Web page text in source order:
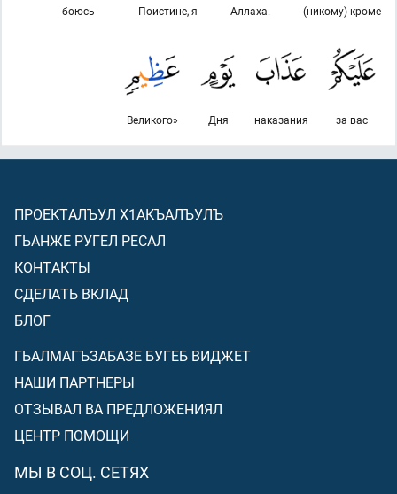
(никому) кроме
Аллаха.
Поистине, я
боюсь
за вас
наказания
Дня
Великого»
ПРОЕКТАЛЪУЛ Х1АКЪАЛЪУЛЪ
ГЬАНЖЕ РУГЕЛ РЕСАЛ
КОНТАКТЫ
СДЕЛАТЬ ВКЛАД
БЛОГ
ГЬАЛМАГЪЗАБАЗЕ БУГЕБ ВИДЖЕТ
НАШИ ПАРТНЕРЫ
ОТЗЫВАЛ ВА ПРЕДЛОЖЕНИЯЛ
ЦЕНТР ПОМОЩИ
МЫ В СОЦ. СЕТЯХ